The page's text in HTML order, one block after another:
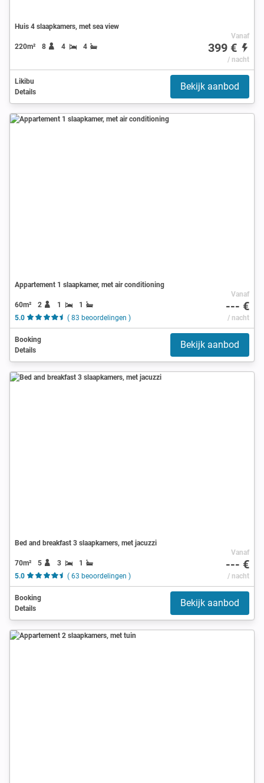
Huis 4 slaapkamers, met sea view
220m² 8 4 4
Vanaf
399 €
/ nacht
Likibu
Details
Bekijk aanbod
Appartement 1 slaapkamer, met air conditioning
60m² 2 1
1
5.0
( 83 beoordelingen )
Vanaf
--- €
/ nacht
Booking
Details
Bekijk aanbod
Bed and breakfast 3 slaapkamers, met jacuzzi
70m² 5 3
1
5.0
( 63 beoordelingen )
Vanaf
--- €
/ nacht
Booking
Details
Bekijk aanbod